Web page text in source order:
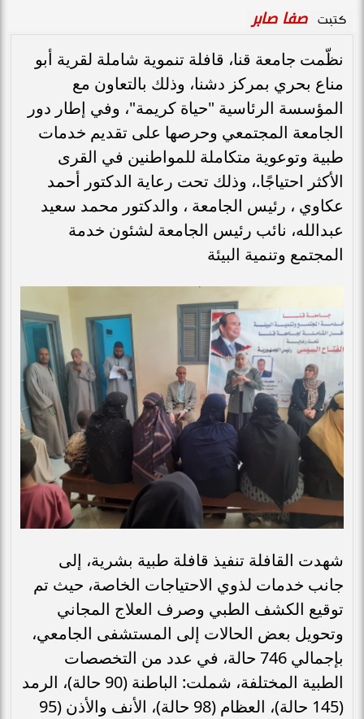
كتبت صفا صابر
نظّمت جامعة قنا، قافلة تنموية شاملة لقرية أبو
مناع بحري بمركز دشنا، وذلك بالتعاون مع
المؤسسة الرئاسية "حياة كريمة"، وفي إطار دور
الجامعة المجتمعي وحرصها على تقديم خدمات
طبية وتوعوية متكاملة للمواطنين في القرى
الأكثر احتياجًا.، وذلك تحت رعاية الدكتور أحمد
عكاوي ، رئيس الجامعة ، والدكتور محمد سعيد
عبدالله، نائب رئيس الجامعة لشئون خدمة
المجتمع وتنمية البيئة
شهدت القافلة تنفيذ قافلة طبية بشرية، إلى
جانب خدمات لذوي الاحتياجات الخاصة، حيث تم
توقيع الكشف الطبي وصرف العلاج المجاني
وتحويل بعض الحالات إلى المستشفى الجامعي،
بإجمالي 746 حالة، في عدد من التخصصات
الطبية المختلفة، شملت: الباطنة (90 حالة)، الرمد
(145 حالة)، العظام (98 حالة)، الأنف والأذن (95